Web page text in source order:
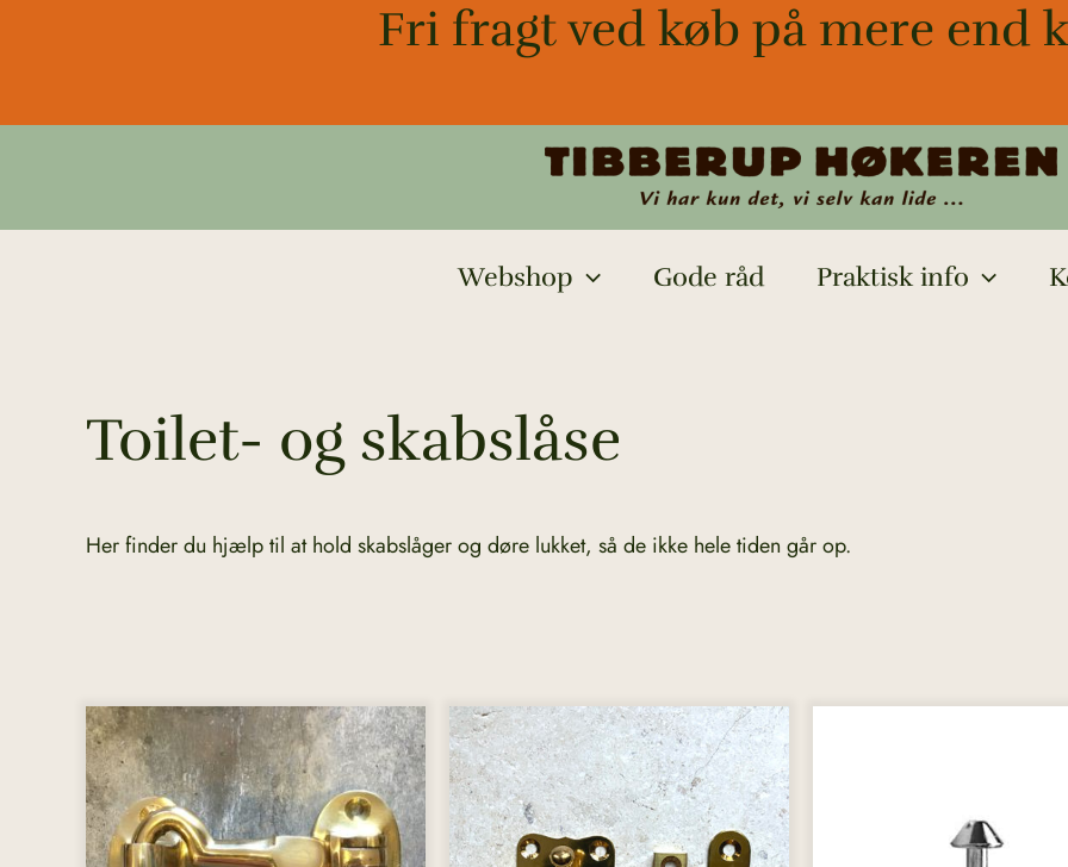
Fri fragt ved køb på mere end
Webshop Gode råd Praktisk info
Toilet- og skabslåse
Her finder du hjælp til at hold skabslåger og døre lukket, så de ikke hele tiden går op.
Dette
vare
har
flere
varianter.
Dette
vare
har
flere
varianter.